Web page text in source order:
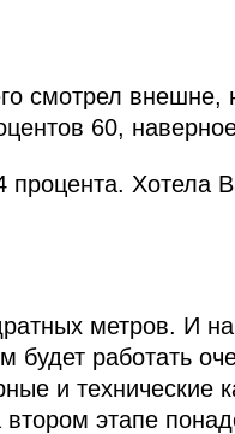
смотрел внешне,
60,
процента. Хотела
метров. И
работать
и технические
этапе